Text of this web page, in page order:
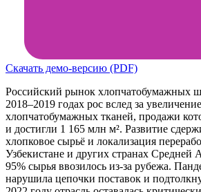
Скачать демо-версию (PDF)
Российский рынок хлопчатобумажных
2018–2019 годах рос вслед за
хлопчатобумажных тканей, продажи
и достигли 1 165 млн м². Развитие
хлопковое сырьё и локализация
Узбекистане и других странах Средней
95% сырья ввозилось из-за рубежа.
нарушила цепочки поставок и